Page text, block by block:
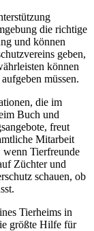
die richtige
und können
geben,
können
müssen.
die im
Buch und
freut
Mitarbeit
wenn Tierfreunde
Züchter und
schauen, ob
Tierheims in
größte Hilfe für